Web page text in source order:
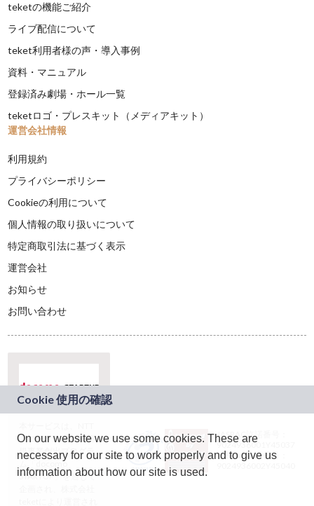
teketの機能ご紹介
ライブ配信について
teket利用者様の声・導入事例
資料・マニュアル
登録済み劇場・ホール一覧
teketロゴ・プレスキット（メディアキット）
運営会社情報
利用規約
プライバシーポリシー
Cookieの利用について
個人情報の取り扱いについて
特定商取引法に基づく表示
運営会社
お知らせ
お問い合わせ
ドコモグループの新
規事業創出プログラ
ム「docomo
STARTUP」を通じて
JASRAC許諾番号：
9024936001Y45037
JASRAC許諾番号：
On our website we use some cookies. These are
necessary for our site to work properly and to give us
information about how our site is used.